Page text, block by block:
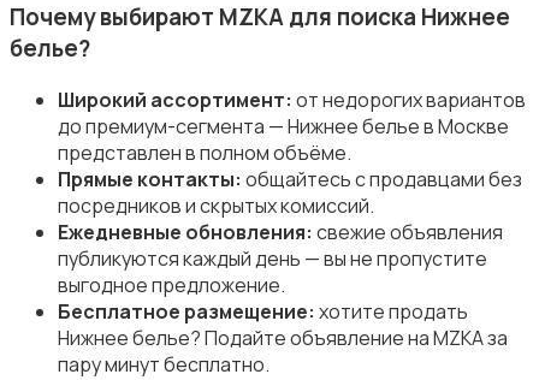
Обувь
Пиджаки и костюмы
Почему выбирают MZKA для поиска Нижнее
белье?
Широкий ассортимент: от недорогих вариантов
до премиум-сегмента — Нижнее белье в Москве
представлен в полном объёме.
Прямые контакты: общайтесь с продавцами без
посредников и скрытых комиссий.
Ежедневные обновления: свежие объявления
публикуются каждый день — вы не пропустите
выгодное предложение.
Бесплатное размещение: хотите продать
Нижнее белье? Подайте объявление на MZKA за
пару минут бесплатно.